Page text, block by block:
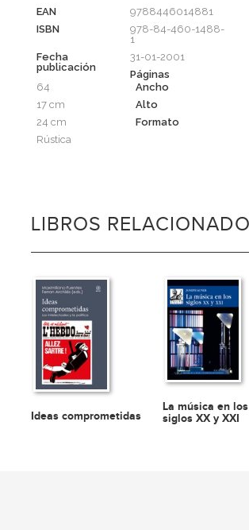
EAN
9788446014881
ISBN
978-84-460-1488-
1
Fecha
publicación
31-01-2001
Páginas
64
Ancho
17 cm
Alto
24 cm
Formato
Rústica
LIBROS
Ideas comprometidas
La música en los
siglos XX y XXI